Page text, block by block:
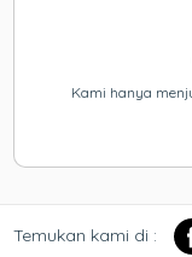
Kami hanya
Temukan kami di :